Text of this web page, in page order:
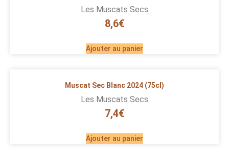
Les Muscats Secs
8,6€
Ajouter au panier
Muscat Sec Blanc 2024 (75cl)
Les Muscats Secs
7,4€
Ajouter au panier